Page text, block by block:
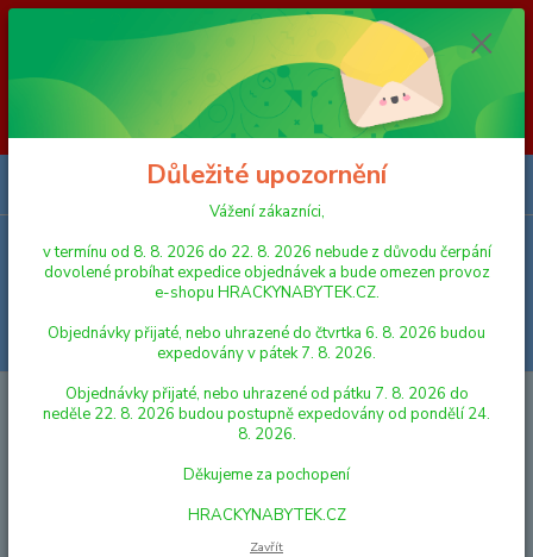
Vážení zákazníci, v termínu od 8. 8. 2026 do 23. 8. 2026 nebude z
důvodu čerpání dovolené probíhat expedice objednávek a bude omezen
provoz e-shopu HRACKYNABYTEK.CZ. Objednávky přijaté, nebo
uhrazené do čtvrtka 6. 8. 2026 budou expedovány v pátek 7. 8. 2026.
Objednávky přijaté, nebo uhrazené od pátku 7. 8. 2026 do neděle 23. 8.
2026 budou postupně expedovány od pondělí 24. 8. 2026. Děkujeme za
pochopení HRACKYNABYTEK.CZ
Menu
Hledat
HRY A HLAVOLAMY
Domino Pojď s námi do pohádky 28ks
společenská hra v krabičce 21x6x3cm
Domino Pojď s námi do pohádky
28ks společenská hra v krabičce
Důležité upozornění
Vážení zákazníci,
v termínu od 8. 8. 2026 do 22. 8. 2026 nebude z důvodu čerpání
dovolené probíhat expedice objednávek a bude omezen provoz
e-shopu HRACKYNABYTEK.CZ.
Objednávky přijaté, nebo uhrazené do čtvrtka 6. 8. 2026 budou
expedovány v pátek 7. 8. 2026.
Objednávky přijaté, nebo uhrazené od pátku 7. 8. 2026 do
neděle 22. 8. 2026 budou postupně expedovány od pondělí 24.
8. 2026.
Děkujeme za pochopení
HRACKYNABYTEK.CZ
Zavřít